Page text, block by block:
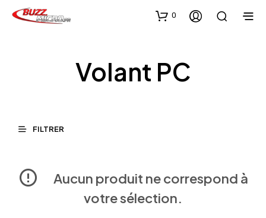
0
Volant PC
FILTRER
Aucun produit ne correspond à
votre sélection.